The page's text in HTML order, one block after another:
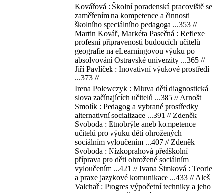
Kovářová : Školní poradenská pracoviště se
zaměřením na kompetence a činnosti
školního speciálního pedagoga ...353 //
Martin Kovář, Markéta Pasečná : Reflexe
profesní připravenosti budoucích učitelů
geografie na eLearningovou výuku po
absolvování Ostravské univerzity ...365 //
Jiří Pavlíček : Inovativní výukové prostředí
...373 //
Irena Polewczyk : Mluva dětí diagnostická
slova začínajících učitelů ...385 // Arnošt
Smolík : Pedagog a vybrané prostředky
alternativní socializace ...391 // Zdeněk
Svoboda : Etnobrýle aneb kompetence
učitelů pro výuku dětí ohrožených
sociálním vyloučením ...407 // Zdeněk
Svoboda : Nízkoprahová předškolní
příprava pro děti ohrožené sociálním
vyloučením ...421 // Ivana Šimková : Teorie
a praxe jazykové komunikace ...433 // Aleš
Valchař : Progres výpočetní techniky a jeho